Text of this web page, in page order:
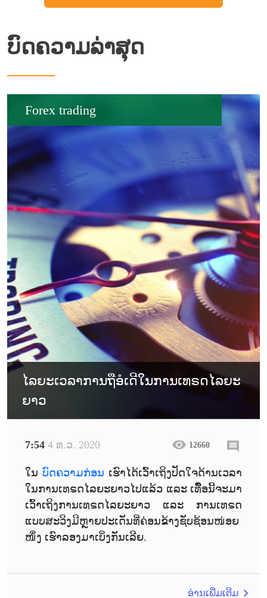
ບົດຄວາມລ່າສຸດ
Forex trading
ໄລຍະເວລາການຖືອໍເດີໃນການເທຣດໄລຍະ
ຍາວ
7:54 4 ທ.ວ. 2020 12660
ໃນ ບົດຄວາມກ່ອນ ເຮົາໄດ້ເວົ້າເຖິງປັດໃຈດ້ານເວລາ
ໃນການເທຣດໄລຍະຍາວໄປແລ້ວ ແລະ ເທົື່ອນີ້ຈະມາ
ເວົ້າເຖິງການເທຣດໄລຍະຍາວ ແລະ ການເທຣດ
ແບບສະວິງມີຫຼາຍປະເດັນທີ່ຄ່ອນຂ້າງຊັບຊ້ອນໜ່ອຍ
ໜຶ່ງ ເຮົາລອງມາເບິ່ງກັນເລີຍ.
ອ່ານເພີ່ມເຕີມ